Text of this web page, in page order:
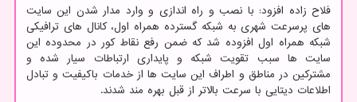
فلاح زاده افزود: با نصب و راه اندازی و وارد مدار شدن این سایت
های پرسرعت شهری به شبکه گسترده همراه اول، کانال های ترافیکی
شبکه همراه اول افزوده شد که ضمن رفع نقاط کور در محدوده این
سایت ها سبب تقویت شبکه و پایداری ارتباطات سیار شده و
مشترکین در مناطق و اطراف این سایت ها از خدمات باکیفیت و تبادل
اطلاعات دیتایی با سرعت بالاتر از قبل بهره مند شدند.